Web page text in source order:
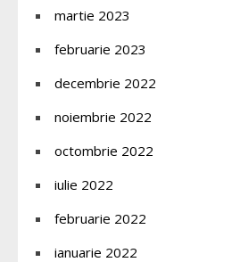
martie 2023
februarie 2023
decembrie 2022
noiembrie 2022
octombrie 2022
iulie 2022
februarie 2022
ianuarie 2022